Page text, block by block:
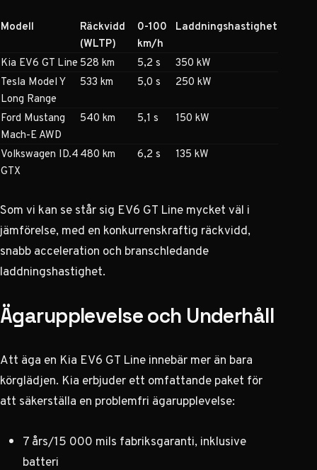
Modell
Räckvidd
(WLTP)
0-100
km/h
Laddningshastighet
Kia EV6 GT Line 528 km 5,2 s
350 kW
Tesla Model Y
Long Range
533 km 5,0 s 250 kW
Ford Mustang
Mach-E AWD
540 km 5,1 s 150 kW
Volkswagen ID.4
GTX
480 km 6,2 s 135 kW
Som vi kan se står sig EV6 GT Line mycket väl i
jämförelse, med en konkurrenskraftig räckvidd,
snabb acceleration och branschledande
laddningshastighet.
Ägarupplevelse och Underhåll
Att äga en Kia EV6 GT Line innebär mer än bara
körglädjen. Kia erbjuder ett omfattande paket för
att säkerställa en problemfri ägarupplevelse:
7 års/15 000 mils fabriksgaranti, inklusive
batteri